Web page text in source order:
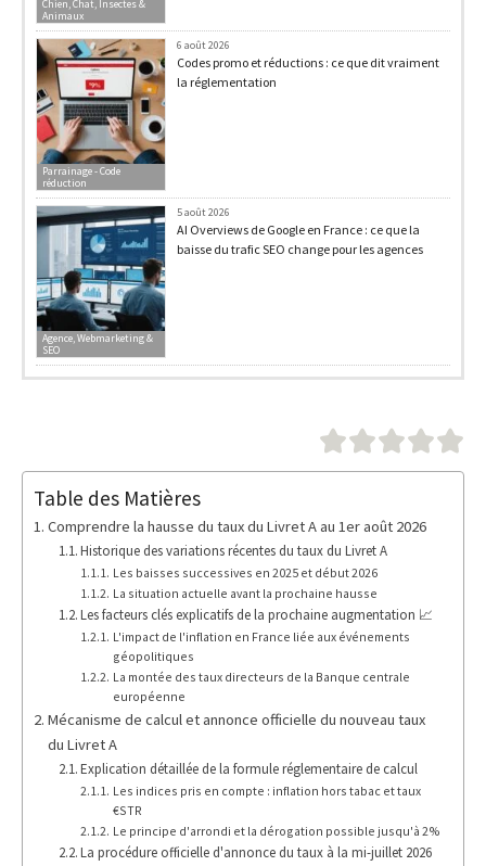
Chien, Chat, Insectes &
Animaux
Parrainage - Code
réduction
6 août 2026
Codes promo et réductions : ce que dit vraiment
la réglementation
Agence, Webmarketing &
SEO
5 août 2026
AI Overviews de Google en France : ce que la
baisse du trafic SEO change pour les agences
Table des Matières
Comprendre la hausse du taux du Livret A au 1er août 2026
Historique des variations récentes du taux du Livret A
Les baisses successives en 2025 et début 2026
La situation actuelle avant la prochaine hausse
Les facteurs clés explicatifs de la prochaine augmentation 📈
L'impact de l'inflation en France liée aux événements
géopolitiques
La montée des taux directeurs de la Banque centrale
européenne
Mécanisme de calcul et annonce officielle du nouveau taux
du Livret A
Explication détaillée de la formule réglementaire de calcul
Les indices pris en compte : inflation hors tabac et taux
€STR
Le principe d'arrondi et la dérogation possible jusqu'à 2%
La procédure officielle d'annonce du taux à la mi-juillet 2026